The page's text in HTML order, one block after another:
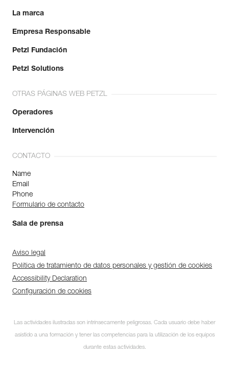
La marca
Empresa Responsable
Petzl Fundación
Petzl Solutions
OTRAS PÁGINAS WEB PETZL
Operadores
Intervención
CONTACTO
Name
Email
Phone
Formulario de contacto
Sala de prensa
Aviso legal
Política de tratamiento de datos personales y gestión de cookies
Accessibility Declaration
Configuración de cookies
Las actividades ilustradas son intrínsecamente peligrosas. Cada usuario debe haber
asistido a una formación y tener las competencias para la utilización de los equipos
durante estas actividades.